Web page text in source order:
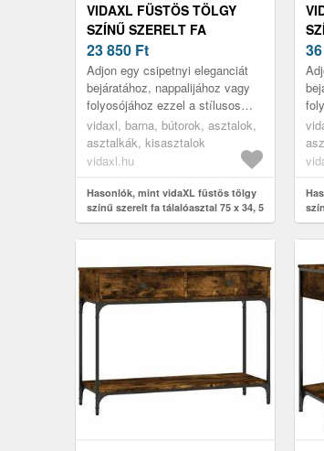
VIDAXL FÜSTÖS TÖLGY
SZÍNŰ SZERELT FA
TÁLALÓASZTAL 75 X 34, 5 X
75 CM
23 850 Ft
Adjon egy csipetnyi eleganciát
bejáratához, nappalijához vagy
folyosójához ezzel a stílusos
konzolasztallal.
vidaxl, barna, bútorok, asztalok,
asztalkák, kisasztalok
vidaxl.hu
Hasonlók, mint vidaXL füstös tölgy
színű szerelt fa tálalóasztal 75 x 34, 5
x 75 cm
75
x